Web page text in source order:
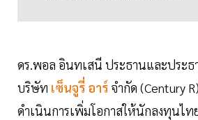
ดร.พอล อินทเสนี ประธานและประธ
บริษัท เซ็นจูรี่ อาร์ จำกัด (Century
ดำเนินการเพิ่มโอกาสให้นักลงทุนไท